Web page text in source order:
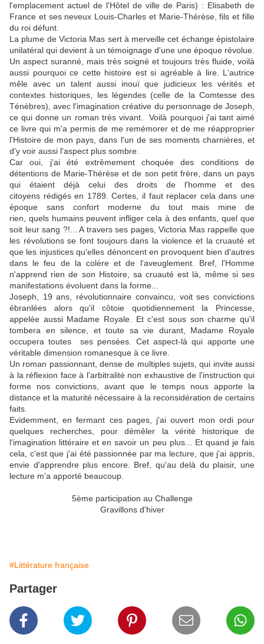
l'emplacement actuel de l'Hôtel de ville de Paris) : Elisabeth de
France et ses neveux Louis-Charles et Marie-Thérèse, fils et fille
du roi défunt.
La plume de Victoria Mas sert à merveille cet échange épistolaire
unilatéral qui devient à un témoignage d'une une époque révolue.
Un aspect suranné, mais très soigné et toujours très fluide, voilà
aussi pourquoi ce cette histoire est si agréable à lire. L'autrice
mêle avec un talent aussi inouï que judicieux les vérités et
contextes historiques, les légendes (celle de la Comtesse des
Ténèbres), avec l'imagination créative du personnage de Joseph,
ce qui donne un roman très vivant. Voilà pourquoi j'ai tant aimé
ce livre qui m'a permis de me remémorer et de me réapproprier
l'Histoire de mon pays, dans l'un de ses moments charnières, et
d'y voir aussi l'aspect plus sombre.
Car oui, j'ai été extrêmement choquée des conditions de
détentions de Marie-Thérèse et de son petit frère, dans un pays
qui étaient déjà celui des droits de l'homme et des
citoyens rédigés en 1789. Certes, il faut replacer cela dans une
époque sans confort moderne du tout mais mine de
rien, quels humains peuvent infliger cela à des enfants, quel que
soit leur sang ?!... A travers ses pages, Victoria Mas rappelle que
les révolutions se font toujours dans la violence et la cruauté et
que les injustices qu'elles dénoncent en provoquent bien d'autres
dans le feu de la colère et de l'aveuglement. Bref, l'Homme
n'apprend rien de son Histoire, sa cruauté est là, même si ses
manifestations évoluent dans la forme...
Joseph, 19 ans, révolutionnaire convaincu, voit ses convictions
ébranlées alors qu'il côtoie quotidiennement la Princesse,
appelée aussi Madame Royale. Et c'est sous son charme qu'il
tombera en silence, et toute sa vie durant, Madame Royale
occupera toutes ses pensées. Cet aspect-là qui apporte une
véritable dimension romanesque à ce livre.
Un roman passionnant, dense de multiples sujets, qui invite aussi
à la réflexion face à l'arbitralité non exhaustive de l'instruction qui
forme nos convictions, avant que le temps nous apporte la
distance et la maturité nécessaire à la reconsidération de certains
faits.
Evidemment, en fermant ces pages, j'ai ouvert mon ordi pour
quelques recherches, pour démêler la vérité historique de
l'imagination littéraire et en savoir un peu plus... Et quand je fais
cela, c'est que j'ai été passionnée par ma lecture, que j'ai appris,
envie d'apprendre plus encore. Bref, qu'au delà du plaisir, une
lecture m'a apporté beaucoup.
5ème participation au Challenge
Gravillons d'hiver
#Littérature française
Partager